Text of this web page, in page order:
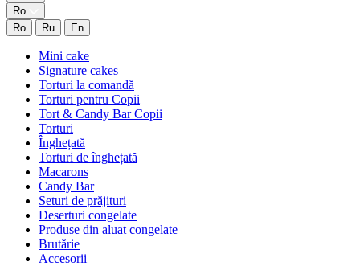
Ro
Ro
Ru En
Mini cake
Signature cakes
Torturi la comandă
Torturi pentru Copii
Tort & Candy Bar Copii
Torturi
Înghețată
Torturi de înghețată
Macarons
Candy Bar
Seturi de prăjituri
Deserturi congelate
Produse din aluat congelate
Brutărie
Accesorii